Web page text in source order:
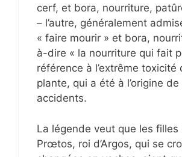
cerf, et bora, nourriture,
– l’autre, généralement
« faire mourir » et bora,
à-dire « la nourriture qui fait
référence à l’extrême toxicité
plante, qui a été à l’origine de
accidents.
La légende veut que les filles
Prœtos, roi d’Argos, qui se